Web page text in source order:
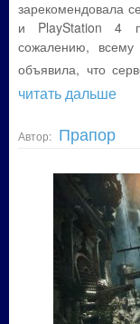
зарекомендовала
и PlayStation 4
сожалению,
объявила, что
читать дальше
Автор: Прапор